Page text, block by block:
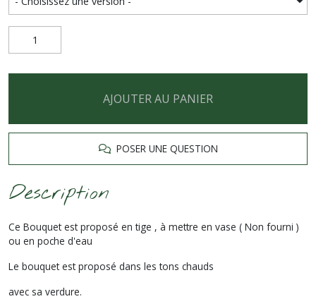
AJOUTER AU PANIER
POSER UNE QUESTION
Description
Ce Bouquet est proposé en tige , à mettre en vase ( Non fourni )
ou en poche d'eau
Le bouquet est proposé dans les tons chauds
avec sa verdure.